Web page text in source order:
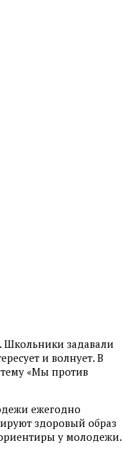
Школьники задавали
и волнует. В
«Мы против
ежегодно
здоровый образ
у молодежи.